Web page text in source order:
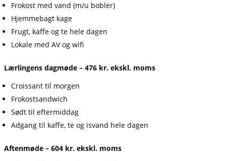
Frokost med vand (m/u bobler)
Hjemmebagt kage
Frugt, kaffe og te hele dagen
Lokale med AV og wifi
Lærlingens dagmøde – 476 kr. ekskl. moms
Croissant til morgen
Frokostsandwich
Sødt til eftermiddag
Adgang til kaffe, te og isvand hele dagen
Aftenmøde – 604 kr. ekskl. moms